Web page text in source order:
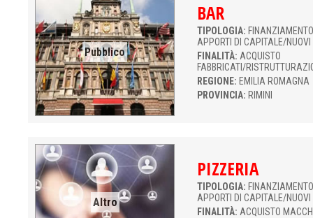
Pubblico
BAR
TIPOLOGIA:
APPORTI DI CAPITALE/NUOVI
FINALITÀ: ACQUISTO
FABBRICATI/
REGIONE: EMILIA ROMAGNA
PROVINCIA: RIMINI
Altro
PIZZERIA
TIPOLOGIA:
APPORTI DI CAPITALE/NUOVI
FINALITÀ: ACQUISTO